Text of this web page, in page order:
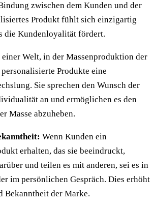
zwischen dem Kunden und der
Produkt fühlt sich einzigartig
die Kundenloyalität fördert.
Welt, in der Massenproduktion der
Produkte eine
Sie sprechen den Wunsch der
an und ermöglichen es den
Masse abzuheben.
Wenn Kunden ein
erhalten, das sie beeindruckt,
und teilen es mit anderen, sei es in
im persönlichen Gespräch. Dies erhöht
Bekanntheit der Marke.